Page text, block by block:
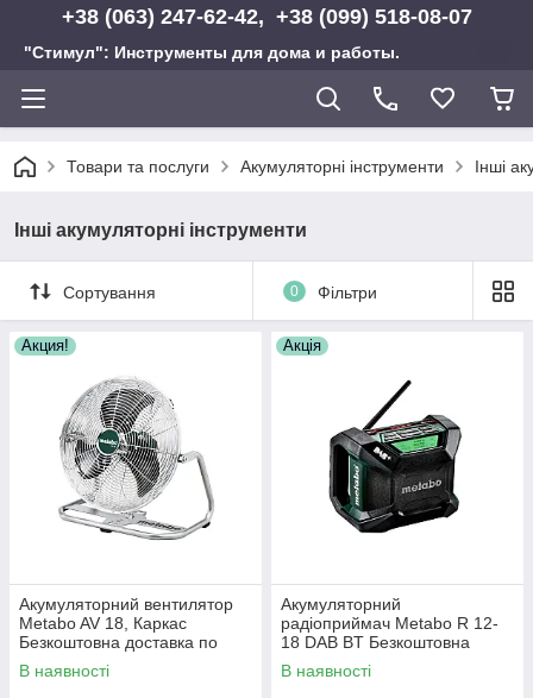
+38 (063) 247-62-42, +38 (099) 518-08-07
"Стимул": Инструменты для дома и работы.
Товари та послуги Акумуляторні інструменти Інші
Інші акумуляторні інструменти
Сортування 0 Фільтри
Акция!
Акумуляторний вентилятор
Metabo AV 18, Каркас
Безкоштовна доставка по
Україні!
В наявності
Акція
Акумуляторний
радіоприймач Metabo R 12-
18 DAB BT Безкоштовна
доставка по Україні!
В наявності